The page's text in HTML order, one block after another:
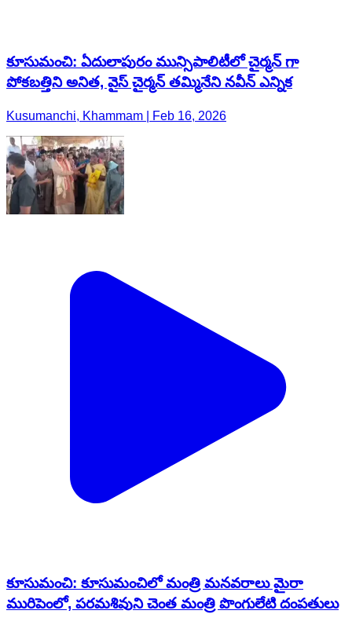
కూసుమంచి: ఏదులాపురం మున్సిపాలిటీలో చైర్మన్ గా
పోకబత్తిని అనిత, వైస్ చైర్మన్ తమ్మినేని నవీన్ ఎన్నిక
Kusumanchi, Khammam | Feb 16, 2026
కూసుమంచి: కూసుమంచిలో మంత్రి మనవరాలు మైరా
మురిపెంలో, పరమశివుని చెంత మంత్రి పొంగులేటి దంపతులు